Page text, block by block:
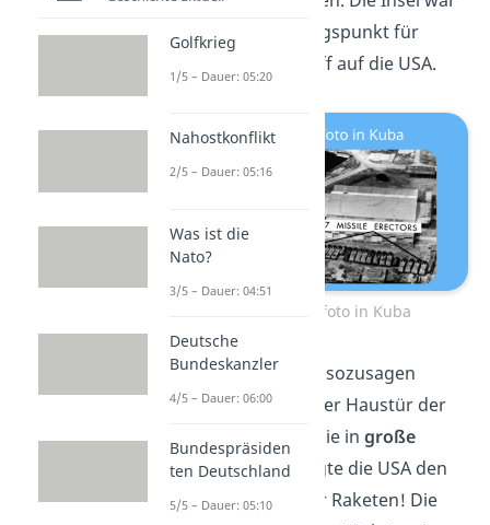
der perfekte Ausgangspunkt für
einen direkten Angriff auf die USA.
US-Aufklärungsfoto in Kuba
Die Raketen standen sozusagen
abschussbereit vor der Haustür der
USA und versetzten sie in große
Angst. Daher verlangte die USA den
sofortigen Abzug der Raketen! Die
Golfkrieg
1/5 – Dauer: 05:20
Nahostkonflikt
2/5 – Dauer: 05:16
Was ist die
Nato?
3/5 – Dauer: 04:51
Deutsche
Bundeskanzler
4/5 – Dauer: 06:00
Bundespräsiden
ten Deutschland
5/5 – Dauer: 05:10